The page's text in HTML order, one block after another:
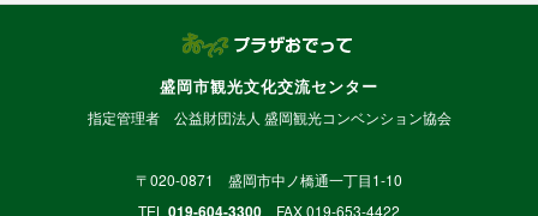
盛岡市観光文化交流センター
指定管理者 公益財団法人 盛岡観光コンベンション協会
〒020-0871 盛岡市中ノ橋通一丁目1-10
TEL 019-604-3300 FAX 019-653-4422